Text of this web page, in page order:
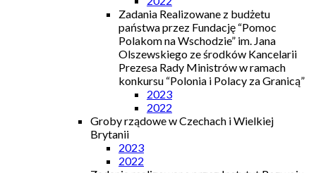
Zadania Realizowane z budżetu
państwa przez Fundację “Pomoc
Polakom na Wschodzie” im. Jana
Olszewskiego ze środków Kancelarii
Prezesa Rady Ministrów w ramach
konkursu “Polonia i Polacy za Granicą”
2023
2022
Groby rządowe w Czechach i Wielkiej
Brytanii
2023
2022